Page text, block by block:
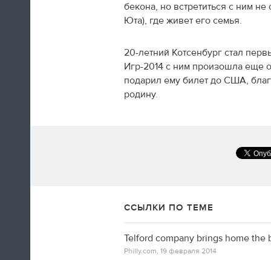
А вот так добираются домой американские
бекона, но встретиться с ним
Юта), где живет его семья.
20-летний Котсенбург стал
Игр-2014 с ним произошла еще
подарил ему билет до США,
родину.
ССЫЛКИ ПО ТЕМЕ
Telford company brings home the
Philly.com, 19 февраля 2014